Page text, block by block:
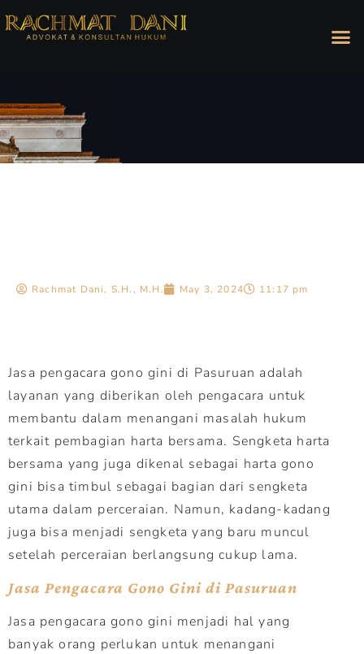
Rachmat Dani, S.H., M.H. May 3, 2024 11:17 pm
Jasa pengacara gono gini di Pasuruan adalah
layanan yang diberikan oleh pengacara untuk
membantu dalam menangani masalah hukum
terkait pembagian harta bersama. Sengketa harta
bersama yang juga dikenal sebagai harta gono
gini bisa timbul sebagai bagian dari sengketa
utama dalam perceraian. Namun, kadang-kadang
juga bisa menjadi sengketa yang baru muncul
setelah perceraian berlangsung cukup lama.
Jasa Pengacara Gono Gini di Pasuruan
Jasa pengacara gono gini menjadi hal yang
banyak orang perlukan untuk menangani